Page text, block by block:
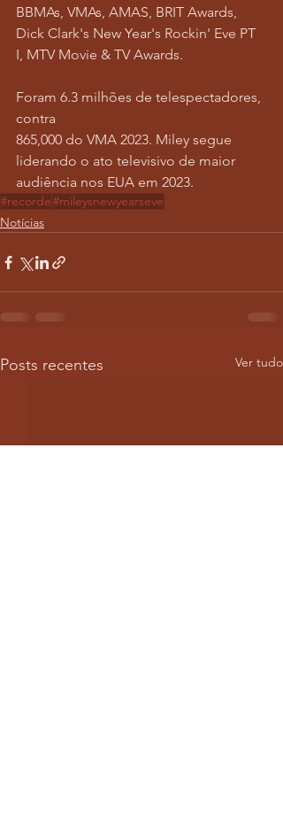
BBMAs, VMAs, AMAS, BRIT Awards,
Dick Clark's New Year's Rockin' Eve PT
I, MTV Movie & TV Awards.
Foram 6.3 milhões de telespectadores,
contra
865,000 do VMA 2023. Miley segue
liderando o ato televisivo de maior
audiência nos EUA em 2023.
#recorde#mileysnewyearseve
Notícias
Posts recentes Ver tudo